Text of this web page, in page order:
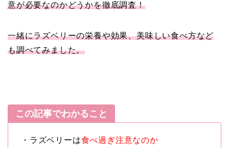
意が必要なのかどうかを徹底調査！
一緒にラズベリーの栄養や効果、美味しい食べ方など
も調べてみました。
この記事でわかること
・ラズベリーは食べ過ぎ注意なのか